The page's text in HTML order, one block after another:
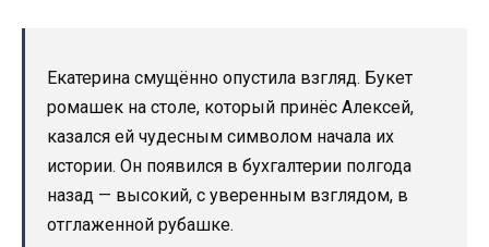
Екатерина смущённо опустила взгляд. Букет
ромашек на столе, который принёс Алексей,
казался ей чудесным символом начала их
истории. Он появился в бухгалтерии полгода
назад — высокий, с уверенным взглядом, в
отглаженной рубашке.